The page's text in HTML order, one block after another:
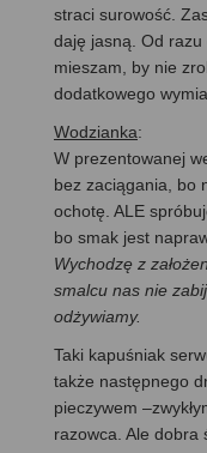
straci surowość.
daję jasną. Od razu
mieszam, by nie
dodatkowego
Wodzianka:
W prezentowanej
bez zaciągania, bo
ochotę. ALE
bo smak jest
Wychodzę z
smalcu nas nie
odżywiamy.
Taki kapuśniak
także następnego
pieczywem
razowca. Ale dobra